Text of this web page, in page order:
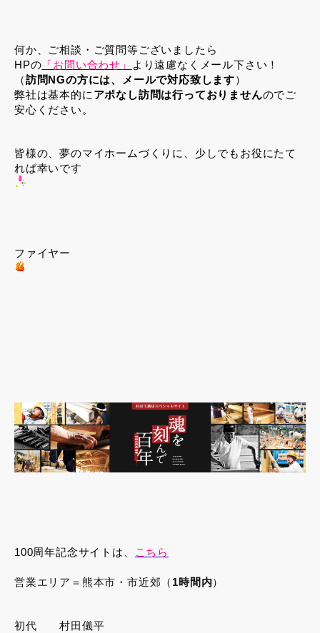
何か、ご相談・ご質問等ございましたら
HPの 「お問い合わせ」
より遠慮なくメール下さい！
（訪問NGの方には、メールで対応致します）
弊社は基本的に アポなし訪問は行っておりませんのでご
安心ください。
皆様の、夢のマイホームづくりに、少しでもお役にたて
れば幸いです
ファイヤー
100周年記念サイトは、 こちら
営業エリア＝熊本市・市近郊（ 1時間内）
初代 村田儀平